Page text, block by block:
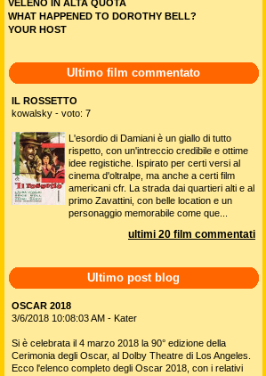
VELENO IN ALTA QUOTA
WHAT HAPPENED TO DOROTHY BELL?
YOUR HOST
Ultimo film commentato
IL ROSSETTO
kowalsky - voto: 7
L'esordio di Damiani è un giallo di tutto
rispetto, con un'intreccio credibile e ottime
idee registiche. Ispirato per certi versi al
cinema d'oltralpe, ma anche a certi film
americani cfr. La strada dai quartieri alti e al
primo Zavattini, con belle location e un
personaggio memorabile come que...
ultimi 20 film commentati
Ultimo post blog
OSCAR 2018
3/6/2018 10:08:03 AM - Kater
Si è celebrata il 4 marzo 2018 la 90° edizione della
Cerimonia degli Oscar, al Dolby Theatre di Los Angeles.
Ecco l'elenco completo degli Oscar 2018, con i relativi